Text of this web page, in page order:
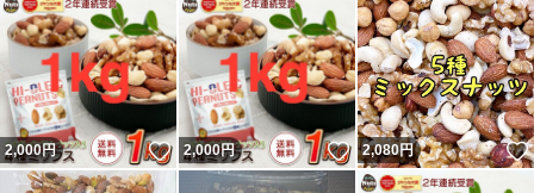
2,000円 いいね！
2,000円 いいね！
2,080円